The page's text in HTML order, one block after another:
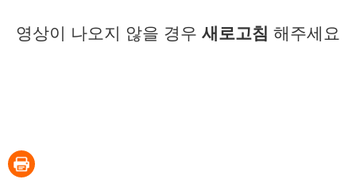
영상이 나오지 않을 경우 새로고침 해주세요